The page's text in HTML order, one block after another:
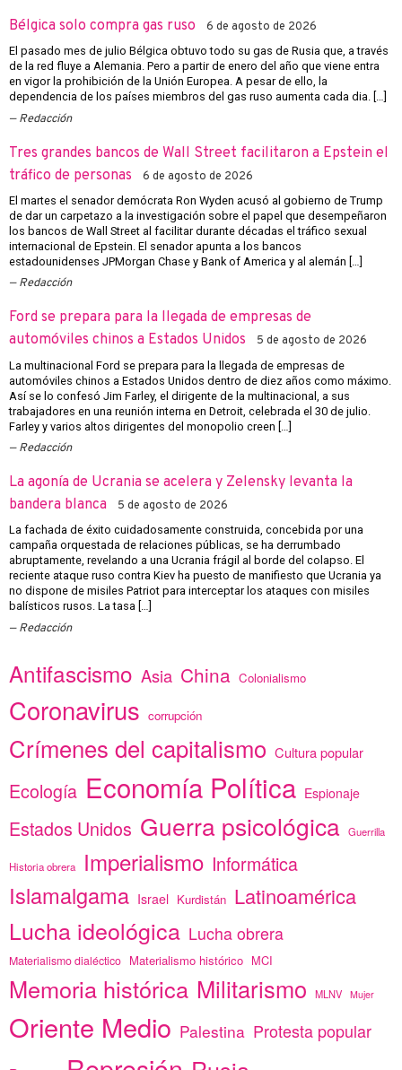
Bélgica solo compra gas ruso 6 de agosto de 2026
El pasado mes de julio Bélgica obtuvo todo su gas de Rusia que, a través
de la red fluye a Alemania. Pero a partir de enero del año que viene entra
en vigor la prohibición de la Unión Europea. A pesar de ello, la
dependencia de los países miembros del gas ruso aumenta cada dia. […]
Redacción
Tres grandes bancos de Wall Street facilitaron a Epstein el
tráfico de personas
6 de agosto de 2026
El martes el senador demócrata Ron Wyden acusó al gobierno de Trump
de dar un carpetazo a la investigación sobre el papel que desempeñaron
los bancos de Wall Street al facilitar durante décadas el tráfico sexual
internacional de Epstein. El senador apunta a los bancos
estadounidenses JPMorgan Chase y Bank of America y al alemán […]
Redacción
Ford se prepara para la llegada de empresas de
automóviles chinos a Estados Unidos
5 de agosto de 2026
La multinacional Ford se prepara para la llegada de empresas de
automóviles chinos a Estados Unidos dentro de diez años como máximo.
Así se lo confesó Jim Farley, el dirigente de la multinacional, a sus
trabajadores en una reunión interna en Detroit, celebrada el 30 de julio.
Farley y varios altos dirigentes del monopolio creen […]
Redacción
La agonía de Ucrania se acelera y Zelensky levanta la
bandera blanca
5 de agosto de 2026
La fachada de éxito cuidadosamente construida, concebida por una
campaña orquestada de relaciones públicas, se ha derrumbado
abruptamente, revelando a una Ucrania frágil al borde del colapso. El
reciente ataque ruso contra Kiev ha puesto de manifiesto que Ucrania ya
no dispone de misiles Patriot para interceptar los ataques con misiles
balísticos rusos. La tasa […]
Redacción
Antifascismo Asia China Colonialismo
Coronavirus corrupción
Crímenes del capitalismo Cultura popular
Ecología Economía Política Espionaje
Estados Unidos Guerra psicológica Guerrilla
Historia obrera Imperialismo Informática
Islamalgama Israel Kurdistán Latinoamérica
Lucha ideológica Lucha obrera
Materialismo dialéctico Materialismo histórico MCI
Memoria histórica Militarismo MLNV Mujer
Oriente Medio Palestina Protesta popular